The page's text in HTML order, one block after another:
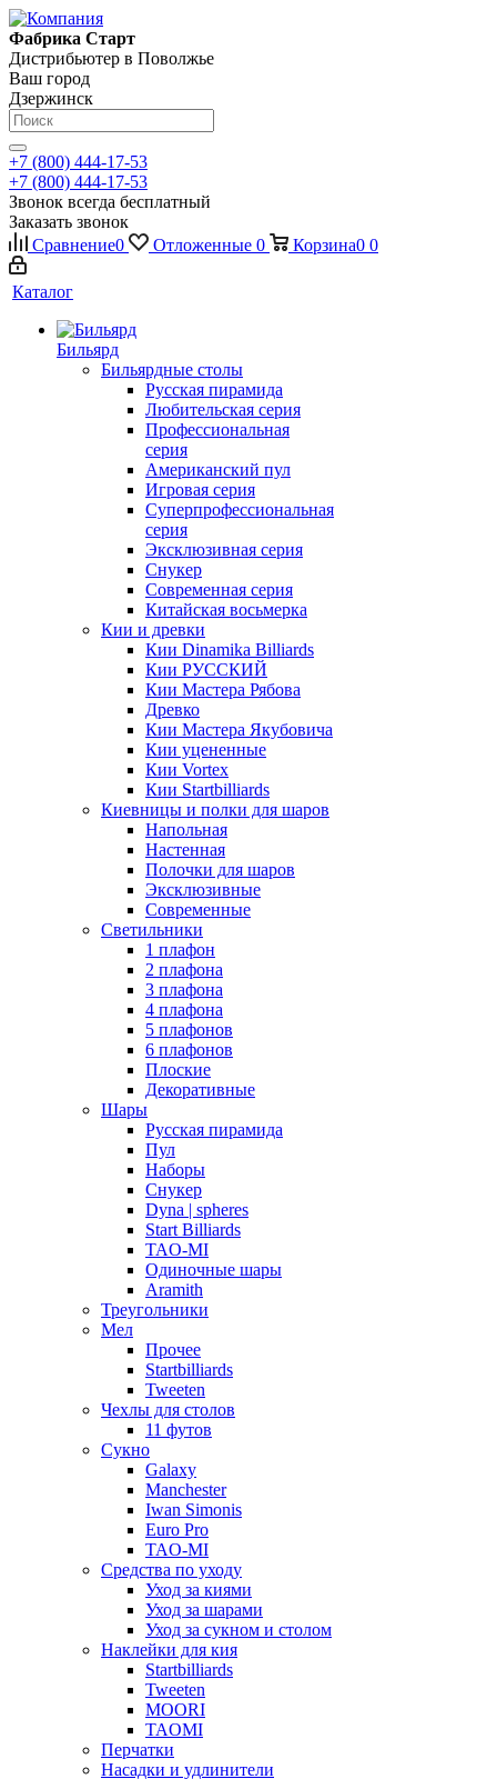
Фабрика Старт
Дистрибьютер в Поволжье
Ваш город
Дзержинск
+7 (800) 444-17-53
+7 (800) 444-17-53
Звонок всегда бесплатный
Заказать звонок
Сравнение0 Отложенные 0 Корзина0 0
Каталог
Бильярд
Бильярдные столы
Русская пирамида
Любительская серия
Профессиональная
серия
Американский пул
Игровая серия
Суперпрофессиональная
серия
Эксклюзивная серия
Снукер
Современная серия
Китайская восьмерка
Кии и древки
Кии Dinamika Billiards
Кии РУССКИЙ
Кии Мастера Рябова
Древко
Кии Мастера Якубовича
Кии уцененные
Кии Vortex
Кии Startbilliards
Киевницы и полки для шаров
Напольная
Настенная
Полочки для шаров
Эксклюзивные
Современные
Светильники
1 плафон
2 плафона
3 плафона
4 плафона
5 плафонов
6 плафонов
Плоские
Декоративные
Шары
Русская пирамида
Пул
Наборы
Снукер
Dyna | spheres
Start Billiards
TAO-MI
Одиночные шары
Aramith
Треугольники
Мел
Прочее
Startbilliards
Tweeten
Чехлы для столов
11 футов
Сукно
Galaxy
Manchester
Iwan Simonis
Euro Pro
TAO-MI
Средства по уходу
Уход за киями
Уход за шарами
Уход за сукном и столом
Наклейки для кия
Startbilliards
Tweeten
MOORI
TAOMI
Перчатки
Насадки и удлинители